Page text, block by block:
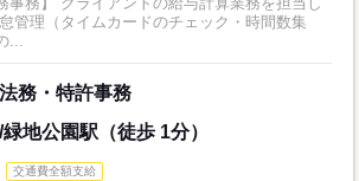
管理（タイムカードのチェック・時間数集
...
務・特許事務
地公園駅（徒歩 1分）
交通費全額支給